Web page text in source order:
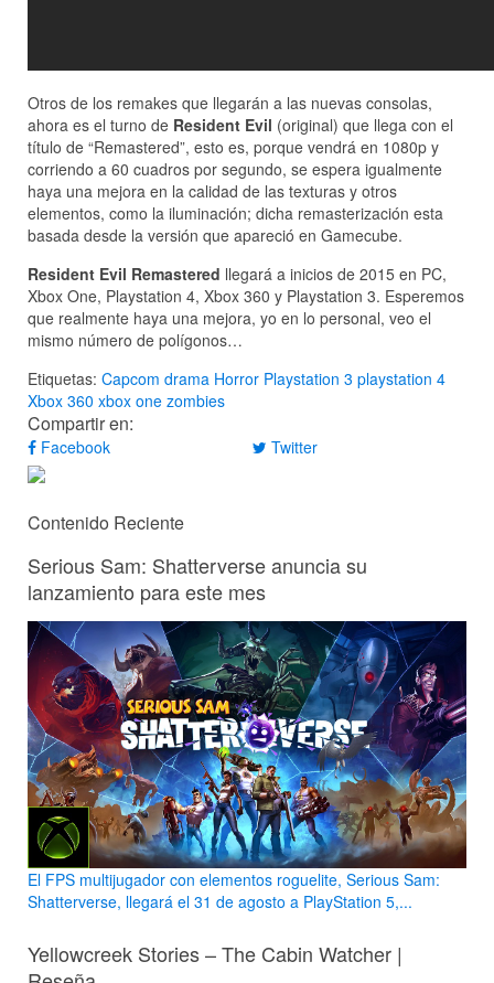
Otros de los remakes que llegarán a las nuevas consolas,
ahora es el turno de Resident Evil (original) que llega con el
título de “Remastered”, esto es, porque vendrá en 1080p y
corriendo a 60 cuadros por segundo, se espera igualmente
haya una mejora en la calidad de las texturas y otros
elementos, como la iluminación; dicha remasterización esta
basada desde la versión que apareció en Gamecube.
Resident Evil Remastered llegará a inicios de 2015 en PC,
Xbox One, Playstation 4, Xbox 360 y Playstation 3. Esperemos
que realmente haya una mejora, yo en lo personal, veo el
mismo número de polígonos…
Etiquetas: Capcom drama Horror Playstation 3 playstation 4
Xbox 360 xbox one zombies
Compartir en:
Facebook Twitter
Contenido Reciente
Serious Sam: Shatterverse anuncia su
lanzamiento para este mes
El FPS multijugador con elementos roguelite, Serious Sam:
Shatterverse, llegará el 31 de agosto a PlayStation 5,...
Yellowcreek Stories – The Cabin Watcher |